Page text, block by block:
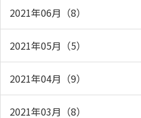
2021年06月（8）
2021年05月（5）
2021年04月（9）
2021年03月（8）